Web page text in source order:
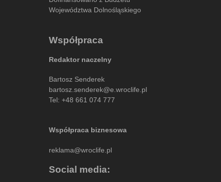
Województwa Dolnośląskiego
Współpraca
Redaktor naczelny
Bartosz Senderek
bartosz.senderek@e.wroclife.pl
Tel: +48 661 074 777
Współpraca biznesowa
reklama@wroclife.pl
Social media: